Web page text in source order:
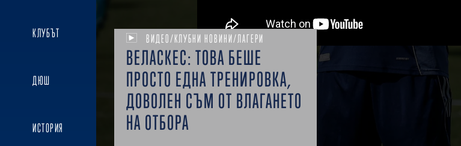
КЛУБЪТ
ДЮШ
ИСТОРИЯ
ВИДЕО/КЛУБНИ НОВИНИ/ЛАГЕРИ
ВЕЛАСКЕС: ТОВА БЕШЕ
ПРОСТО ЕДНА ТРЕНИРОВКА,
ДОВОЛЕН СЪМ ОТ ВЛАГАНЕТО
НА ОТБОРА